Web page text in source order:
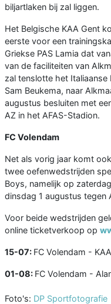
biljartlaken bij zal liggen.
Het Belgische KAA Gent
eerste voor een
Griekse PAS Lamia dat
van de faciliteiten van
zal tenslotte het
Sam Beukema, naar
augustus besluiten met
AZ in het AFAS-Stadion.
FC Volendam
Net als vorig jaar komt
twee oefenwedstrijden
Boys, namelijk op
dinsdag 1 augustus tegen
Voor beide wedstrijden
online ticketverkoop op
15-07: FC Volendam -
01-08: FC Volendam -
Foto's: DP Sportfotografie